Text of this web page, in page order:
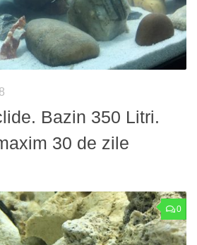
Bazin 350 Litri.
30 de zile
0